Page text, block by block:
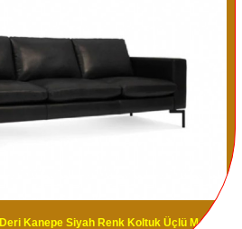
Kanepe Siyah Renk Koltuk Üçlü Modeli